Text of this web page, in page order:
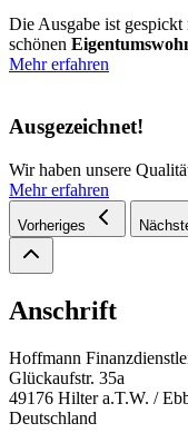
Die Ausgabe ist
schönen
Mehr erfahren
Ausgezeichnet!
Wir haben unsere
Mehr erfahren
Vorheriges
Anschrift
Hoffmann
Glückaufstr. 35a
49176 Hilter a.T.W. /
Deutschland